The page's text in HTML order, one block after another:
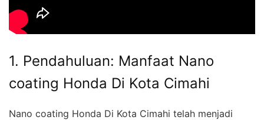
1. Pendahuluan: Manfaat Nano
coating Honda Di Kota Cimahi
Nano coating Honda Di Kota Cimahi telah menjadi